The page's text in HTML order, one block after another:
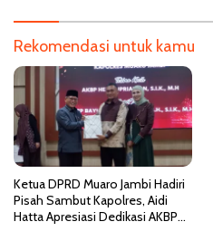
i
p
o
s
Rekomendasi untuk kamu
Ketua DPRD Muaro Jambi Hadiri
Pisah Sambut Kapolres, Aidi
Hatta Apresiasi Dedikasi AKBP